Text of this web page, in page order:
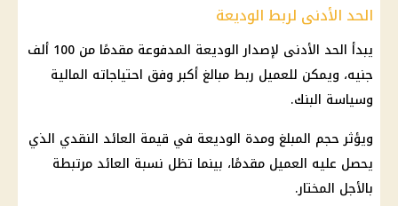
الحد الأدنى لربط الوديعة
يبدأ الحد الأدنى لإصدار الوديعة المدفوعة مقدمًا من 100 ألف
جنيه، ويمكن للعميل ربط مبالغ أكبر وفق احتياجاته المالية
وسياسة البنك.
ويؤثر حجم المبلغ ومدة الوديعة في قيمة العائد النقدي الذي
يحصل عليه العميل مقدمًا، بينما تظل نسبة العائد مرتبطة
بالأجل المختار.